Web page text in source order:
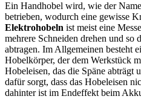
Ein Handhobel wird, wie der
betrieben, wodurch eine gewisse
Elektrohobeln ist meist eine
mehrere Schneiden drehen und so
abtragen. Im Allgemeinen besteht
Hobelkörper, der dem Werkstück
Hobeleisen, das die Späne abträgt
dafür sorgt, dass das Hobeleisen
dahinter ist im Endeffekt beim